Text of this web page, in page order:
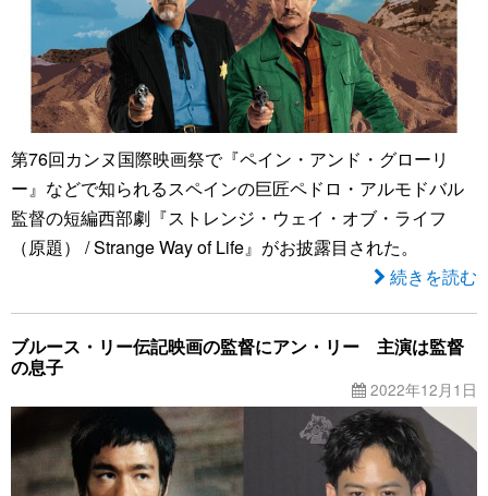
第76回カンヌ国際映画祭で『ペイン・アンド・グローリ
ー』などで知られるスペインの巨匠ペドロ・アルモドバル
監督の短編西部劇『ストレンジ・ウェイ・オブ・ライフ
（原題） / Strange Way of Life』がお披露目された。
続きを読む
ブルース・リー伝記映画の監督にアン・リー 主演は監督
の息子
2022年12月1日